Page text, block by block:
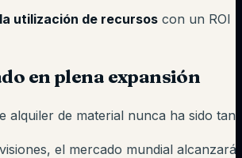
utilización de recursos con un ROI
en plena expansión
alquiler de material nunca ha sido tan
el mercado mundial alcanzará